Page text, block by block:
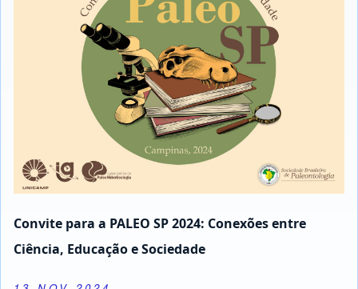
13 NOV 2024
Full calendar
Register actions
Próximas Defesas
Close or Open tab vvja-pane-80599399-1-pane